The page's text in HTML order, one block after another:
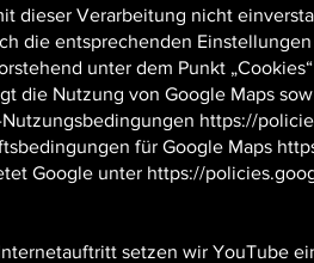
dieser Verarbeitung nicht
die entsprechenden
unter dem Punkt
die Nutzung von Google Maps
https://
für Google Maps
Google unter https://
setzen wir YouTube